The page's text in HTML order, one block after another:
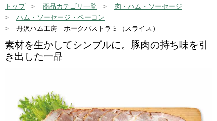
トップ 商品カテゴリ一覧
肉・ハム・ソーセージ
ハム・ソーセージ・ベーコン
丹沢ハム工房 ポークパストラミ（スライス）
素材を生かしてシンプルに。豚肉の持ち味を引
き出した一品